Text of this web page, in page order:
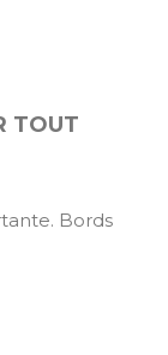
TOUT
Bords